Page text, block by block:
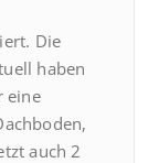
Die
haben
eine
auch 2